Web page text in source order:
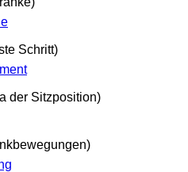
Schritt)
der Sitzposition)